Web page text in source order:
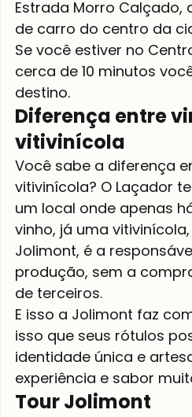
Estrada Morro Calçado,
de carro do centro da
Se você estiver no
cerca de 10 minutos
destino.
Diferença entre
vitivinícola
Você sabe a diferença
vitivinícola? O Laçador
um local onde apenas
vinho, já uma
Jolimont, é a
produção, sem a
de terceiros.
E isso a Jolimont faz
isso que seus rótulos
identidade única e
experiência e sabor
Tour Jolimont